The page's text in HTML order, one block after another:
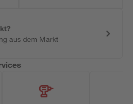
aus dem Markt